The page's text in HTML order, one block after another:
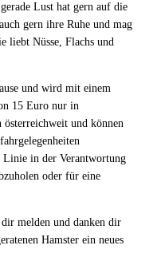
Lust hat gern auf die
gern ihre Ruhe und mag
liebt Nüsse, Flachs und
und wird mit einem
15 Euro nur in
und können
Linie in der Verantwortung
oder für eine
melden und danken dir
Hamster ein neues